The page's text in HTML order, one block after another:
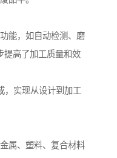
能，如自动检测、磨
提高了加工质量和效
，实现从设计到加工
属、塑料、复合材料